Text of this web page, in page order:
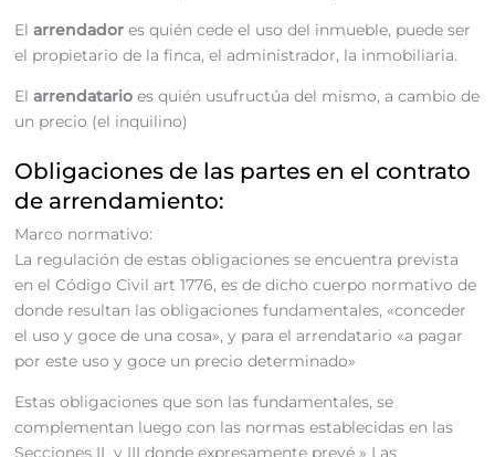
El arrendadores quién cede el uso del inmueble, puede ser
el propietario de la finca, el administrador, la inmobiliaria.
El arrendatarioes quién usufructúa del mismo, a cambio de
un precio (el inquilino)
Obligaciones de las partes en el contrato
de arrendamiento:
Marco normativo:
La regulación de estas obligaciones se encuentra prevista
en el Código Civil art 1776, es de dicho cuerpo normativo de
donde resultan las obligaciones fundamentales, «conceder
el uso y goce de una cosa», y para el arrendatario «a pagar
por este uso y goce un precio determinado»
Estas obligaciones que son las fundamentales, se
complementan luego con las normas establecidas en las
Secciones II y III donde expresamente prevé » Las